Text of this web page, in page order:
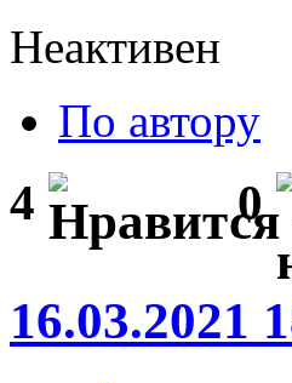
Неактивен
По автору
4 0
16.03.2021